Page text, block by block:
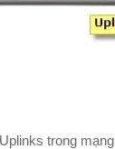
trong mạng